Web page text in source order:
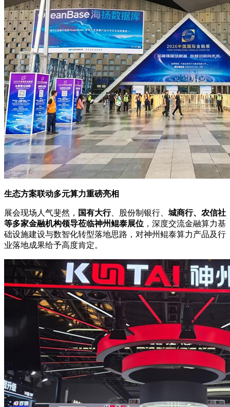
生态方案联动多元算力重磅亮相
展会现场人气斐然， 国有大行、股份制银行、 城商行、农信社
等多家金融机构领导莅临神州鲲泰展位 ，深度交流金融算力基
础设施建设与数智化转型落地思路，对神州鲲泰算力产品及行
业落地成果给予高度肯定。